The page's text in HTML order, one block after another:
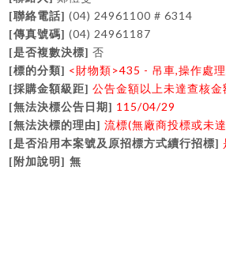
[聯絡電話] (04) 24961100 # 6314
[傳真號碼] (04) 24961187
[是否複數決標] 否
[標的分類] <財物類>435 - 吊車,操作處
[採購金額級距] 公告金額以上未達查核金
[無法決標公告日期] 115/04/29
[無法決標的理由] 流標(無廠商投標或未
[是否沿用本案號及原招標方式續行招標]
[ 附加說明] 無